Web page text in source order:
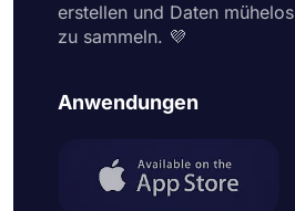
erstellen und Daten mühelos
zu sammeln. 💜
Anwendungen